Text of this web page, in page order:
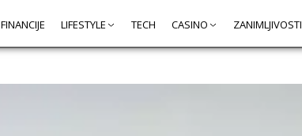
FINANCIJE LIFESTYLE TECH CASINO ZANIMLJIVOSTI